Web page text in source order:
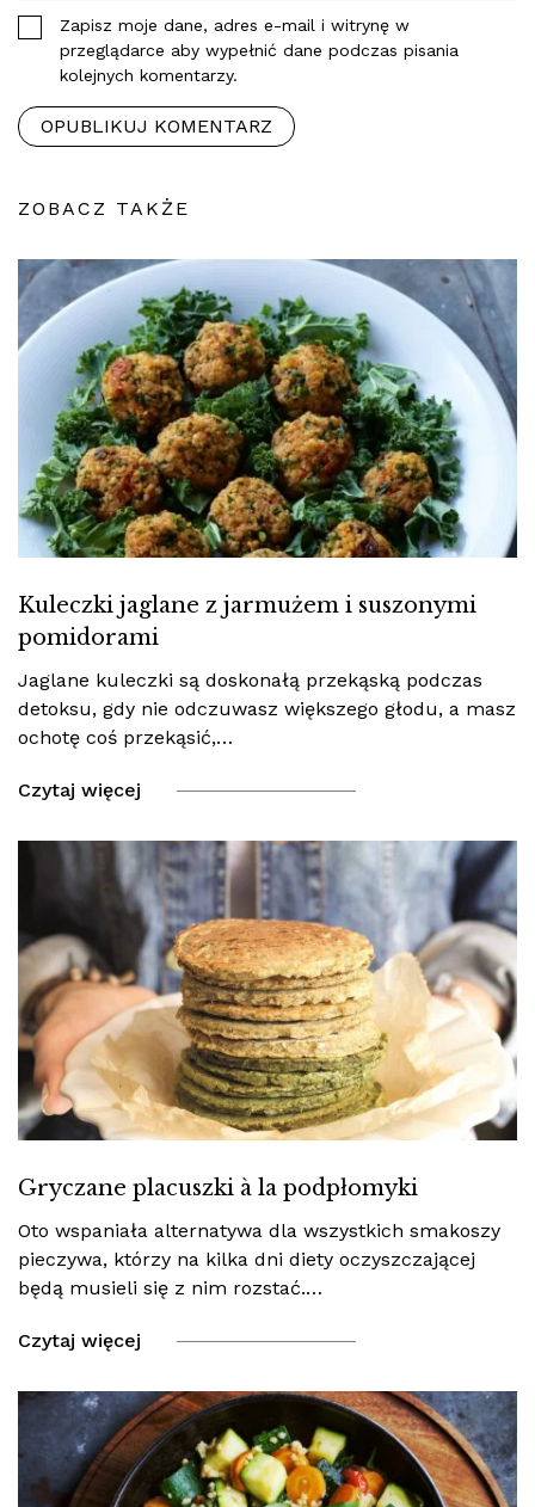
Zapisz moje dane, adres e-mail i witrynę w
przeglądarce aby wypełnić dane podczas pisania
kolejnych komentarzy.
ZOBACZ TAKŻE
Kuleczki jaglane z jarmużem i suszonymi
pomidorami
Jaglane kuleczki są doskonałą przekąską podczas
detoksu, gdy nie odczuwasz większego głodu, a masz
ochotę coś przekąsić,…
Czytaj więcej
Gryczane placuszki à la podpłomyki
Oto wspaniała alternatywa dla wszystkich smakoszy
pieczywa, którzy na kilka dni diety oczyszczającej
będą musieli się z nim rozstać.…
Czytaj więcej